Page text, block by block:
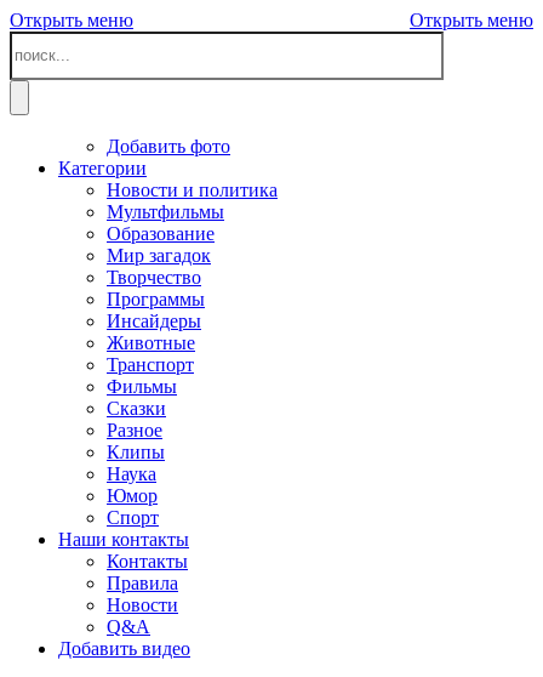
Открыть меню Открыть меню
Добавить фото
Категории
Новости и политика
Мультфильмы
Образование
Мир загадок
Творчество
Программы
Инсайдеры
Животные
Транспорт
Фильмы
Сказки
Разное
Клипы
Наука
Юмор
Спорт
Наши контакты
Контакты
Правила
Новости
Q&A
Добавить видео